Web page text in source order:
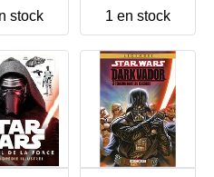
stock 1 en stock